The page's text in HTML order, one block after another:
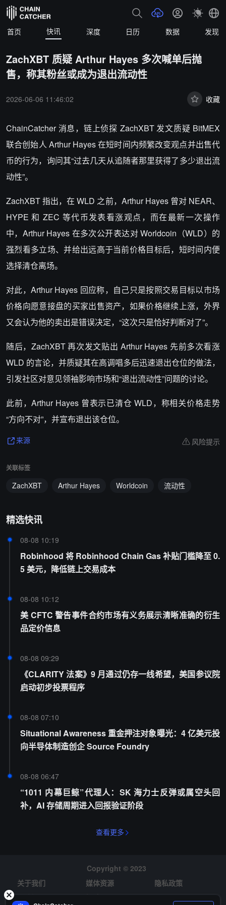
首页 快讯 深度 日历 数据 发现
ZachXBT 质疑 Arthur Hayes 多次喊单后抛
售，称其粉丝或成为退出流动性
2026-06-06 11:46:02 收藏
ChainCatcher 消息，链上侦探 ZachXBT 发文质疑 BitMEX
联合创始人 Arthur Hayes 在短时间内频繁改变观点并出售代
币的行为，询问其“过去几天从追随者那里获得了多少退出流
动性”。
ZachXBT 指出，在 WLD 之前，Arthur Hayes 曾对 NEAR、
HYPE 和 ZEC 等代币发表看涨观点，而在最新一次操作
中，Arthur Hayes 在多次公开表达对 Worldcoin（WLD）的
强烈看多立场、并给出远高于当前价格目标后，短时间内便
选择清仓离场。
对此，Arthur Hayes 回应称，自己只是按照交易目标以市场
价格向愿意接盘的买家出售资产，如果价格继续上涨，外界
又会认为他的卖出是错误决定，“这次只是恰好判断对了”。
随后，ZachXBT 再次发文贴出 Arthur Hayes 先前多次看涨
WLD 的言论，并质疑其在高调唱多后迅速退出仓位的做法，
引发社区对意见领袖影响市场和“退出流动性”问题的讨论。
此前，Arthur Hayes 曾表示已清仓 WLD，称相关价格走势
“方向不对”，并宣布退出该仓位。
来源 风险提示
关联标签
ZachXBT Arthur Hayes Worldcoin 流动性
精选快讯
08-08 10:19
Robinhood 将 Robinhood Chain Gas 补贴门槛降至 0.
5 美元，降低链上交易成本
08-08 10:12
美 CFTC 警告事件合约市场有义务展示清晰准确的衍生
品定价信息
08-08 09:29
《CLARITY 法案》9 月通过仍存一线希望，美国参议院
启动初步投票程序
08-08 07:10
Situational Awareness 重金押注对象曝光：4 亿美元投
向半导体制造创企 Source Foundry
08-08 06:47
“1011 内幕巨鲸”代理人：SK 海力士反弹或属空头回
补，AI 存储周期进入回报验证阶段
查看更多
Copyright © 2023
关于我们
媒体资源
隐私政策
风险提示
招聘